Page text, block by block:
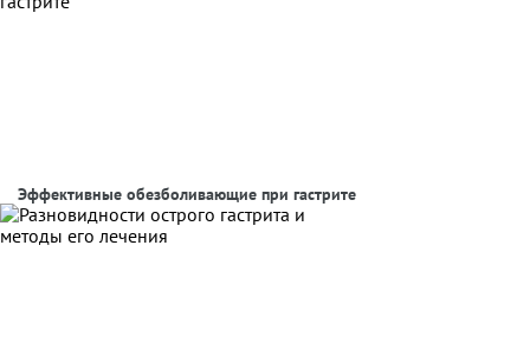
Эффективные обезболивающие при гастрите